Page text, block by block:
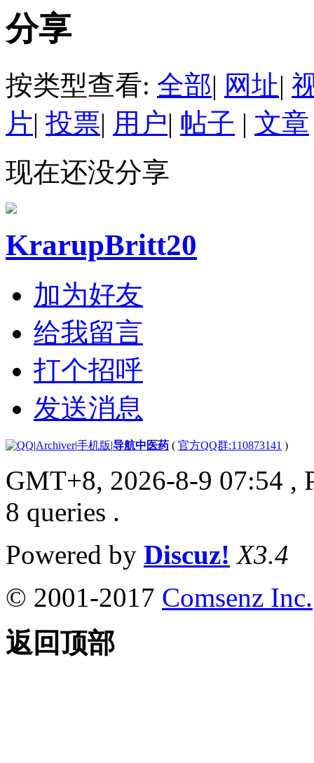
分享
按类型查看: 全部| 网址|
片| 投票| 用户| 帖子 | 文章
现在还没分享
KrarupBritt20
加为好友
给我留言
打个招呼
发送消息
|Archiver|手机版|导航中医药 ( 官方QQ群:110873141 )
GMT+8, 2026-8-9 07:54 ,
8 queries .
Powered by Discuz! X3.4
© 2001-2017 Comsenz Inc.
返回顶部